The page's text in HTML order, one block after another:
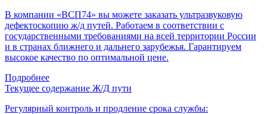
В компании «ВСП74» вы можете заказать ультразвуковую
дефектоскопию ж/д путей. Работаем в соответствии с
государственными требованиями на всей территории России
и в странах ближнего и дальнего зарубежья. Гарантируем
высокое качество по оптимальной цене.
Подробнее
Текущее содержание Ж/Д пути
Регулярный контроль и продление срока службы: